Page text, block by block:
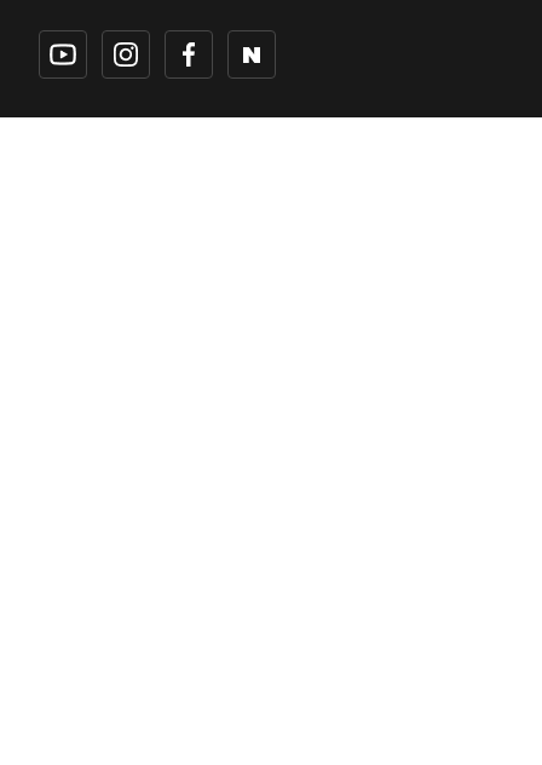
유튜브 바로가기인스타그램 바로가기
페이스북 바로가기네이버블로그 바로가기